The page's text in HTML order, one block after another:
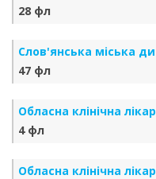
28 фл
Слов'янська міська
47 фл
Обласна клінічна
4 фл
Обласна клінічна